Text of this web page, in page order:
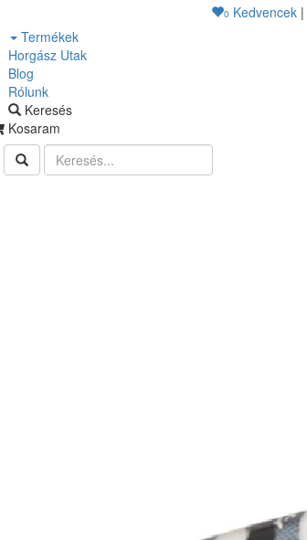
0 Kedvencek |
Termékek
Horgász Utak
Blog
Rólunk
Keresés
Kosaram